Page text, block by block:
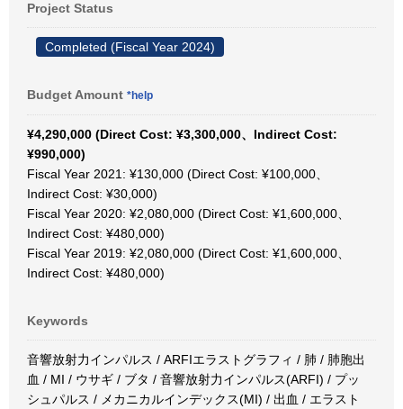
Project Status
Completed (Fiscal Year 2024)
Budget Amount *help
¥4,290,000 (Direct Cost: ¥3,300,000、Indirect Cost:
¥990,000)
Fiscal Year 2021: ¥130,000 (Direct Cost: ¥100,000、
Indirect Cost: ¥30,000)
Fiscal Year 2020: ¥2,080,000 (Direct Cost: ¥1,600,000、
Indirect Cost: ¥480,000)
Fiscal Year 2019: ¥2,080,000 (Direct Cost: ¥1,600,000、
Indirect Cost: ¥480,000)
Keywords
音響放射力インパルス / ARFIエラストグラフィ / 肺 / 肺胞出
血 / MI / ウサギ / ブタ / 音響放射力インパルス(ARFI) / プッ
シュパルス / メカニカルインデックス(MI) / 出血 / エラスト